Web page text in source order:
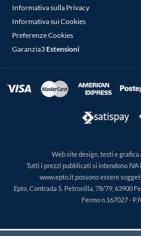
Informativa sulla Privacy
Informativa sui Cookies
Preferenze Cookies
Garanzia3Estensioni
Web site design, testi e
Tutti i prezzi pubblicati si intendono
www.epto.it possono essere
Epto, Contrada S. Petronilla, 78/79, 63900
Fermo n.167027 -